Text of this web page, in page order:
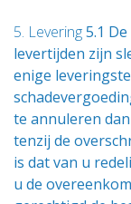
5. Levering5.1
levertijden zijn
enige
te annuleren
tenzij de
is dat van u
u de